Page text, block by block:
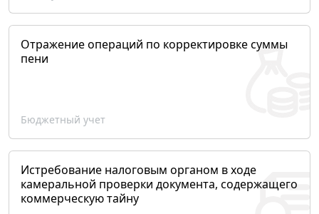
Отражение операций по корректировке суммы
пени
Бюджетный учет
Истребование налоговым органом в ходе
камеральной проверки документа, содержащего
коммерческую тайну